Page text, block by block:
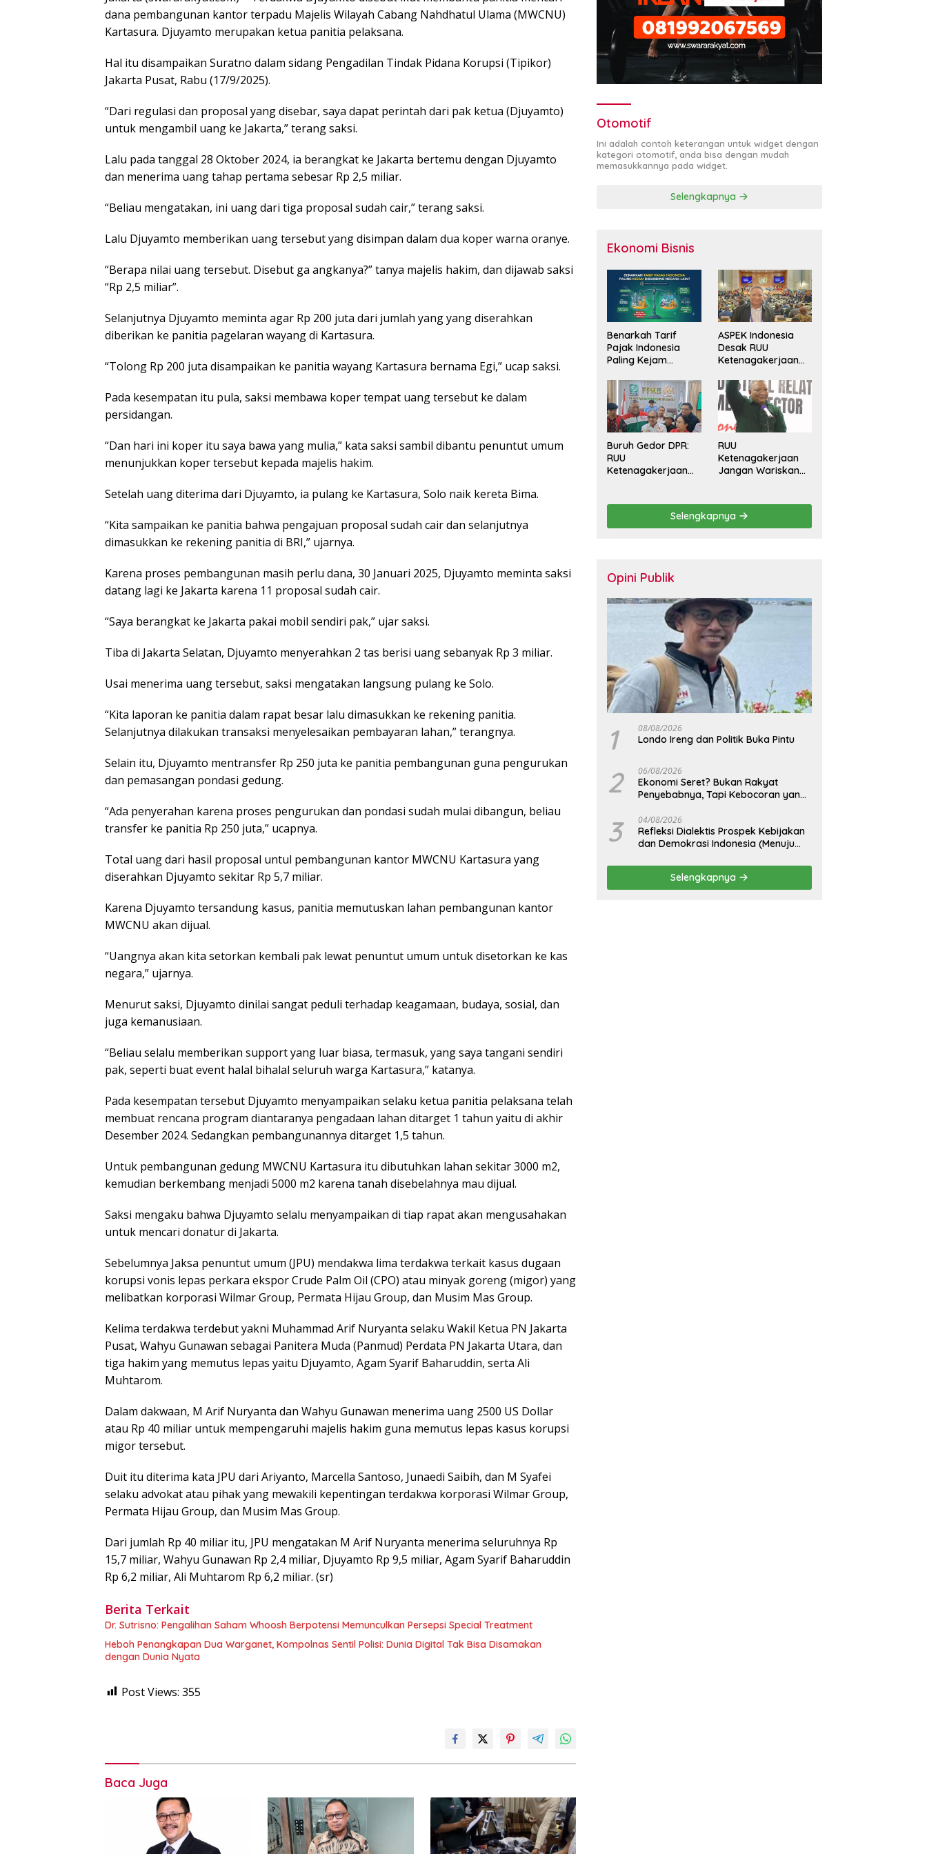
dana pembangunan kantor terpadu Majelis Wilayah Cabang Nahdhatul Ulama (MWCNU)
Kartasura. Djuyamto merupakan ketua panitia pelaksana.
Hal itu disampaikan Suratno dalam sidang Pengadilan Tindak Pidana Korupsi (Tipikor)
Jakarta Pusat, Rabu (17/9/2025).
“Dari regulasi dan proposal yang disebar, saya dapat perintah dari pak ketua (Djuyamto)
untuk mengambil uang ke Jakarta,” terang saksi.
Lalu pada tanggal 28 Oktober 2024, ia berangkat ke Jakarta bertemu dengan Djuyamto
dan menerima uang tahap pertama sebesar Rp 2,5 miliar.
“Beliau mengatakan, ini uang dari tiga proposal sudah cair,” terang saksi.
Lalu Djuyamto memberikan uang tersebut yang disimpan dalam dua koper warna oranye.
“Berapa nilai uang tersebut. Disebut ga angkanya?” tanya majelis hakim, dan dijawab saksi
“Rp 2,5 miliar”.
Selanjutnya Djuyamto meminta agar Rp 200 juta dari jumlah yang yang diserahkan
diberikan ke panitia pagelaran wayang di Kartasura.
“Tolong Rp 200 juta disampaikan ke panitia wayang Kartasura bernama Egi,” ucap saksi.
Pada kesempatan itu pula, saksi membawa koper tempat uang tersebut ke dalam
persidangan.
“Dan hari ini koper itu saya bawa yang mulia,” kata saksi sambil dibantu penuntut umum
menunjukkan koper tersebut kepada majelis hakim.
Setelah uang diterima dari Djuyamto, ia pulang ke Kartasura, Solo naik kereta Bima.
“Kita sampaikan ke panitia bahwa pengajuan proposal sudah cair dan selanjutnya
dimasukkan ke rekening panitia di BRI,” ujarnya.
Karena proses pembangunan masih perlu dana, 30 Januari 2025, Djuyamto meminta saksi
datang lagi ke Jakarta karena 11 proposal sudah cair.
“Saya berangkat ke Jakarta pakai mobil sendiri pak,” ujar saksi.
Tiba di Jakarta Selatan, Djuyamto menyerahkan 2 tas berisi uang sebanyak Rp 3 miliar.
Usai menerima uang tersebut, saksi mengatakan langsung pulang ke Solo.
“Kita laporan ke panitia dalam rapat besar lalu dimasukkan ke rekening panitia.
Selanjutnya dilakukan transaksi menyelesaikan pembayaran lahan,” terangnya.
Selain itu, Djuyamto mentransfer Rp 250 juta ke panitia pembangunan guna pengurukan
dan pemasangan pondasi gedung.
“Ada penyerahan karena proses pengurukan dan pondasi sudah mulai dibangun, beliau
transfer ke panitia Rp 250 juta,” ucapnya.
Total uang dari hasil proposal untul pembangunan kantor MWCNU Kartasura yang
diserahkan Djuyamto sekitar Rp 5,7 miliar.
Karena Djuyamto tersandung kasus, panitia memutuskan lahan pembangunan kantor
MWCNU akan dijual.
“Uangnya akan kita setorkan kembali pak lewat penuntut umum untuk disetorkan ke kas
negara,” ujarnya.
Menurut saksi, Djuyamto dinilai sangat peduli terhadap keagamaan, budaya, sosial, dan
juga kemanusiaan.
“Beliau selalu memberikan support yang luar biasa, termasuk, yang saya tangani sendiri
pak, seperti buat event halal bihalal seluruh warga Kartasura,” katanya.
Pada kesempatan tersebut Djuyamto menyampaikan selaku ketua panitia pelaksana telah
membuat rencana program diantaranya pengadaan lahan ditarget 1 tahun yaitu di akhir
Desember 2024. Sedangkan pembangunannya ditarget 1,5 tahun.
Untuk pembangunan gedung MWCNU Kartasura itu dibutuhkan lahan sekitar 3000 m2,
kemudian berkembang menjadi 5000 m2 karena tanah disebelahnya mau dijual.
Saksi mengaku bahwa Djuyamto selalu menyampaikan di tiap rapat akan mengusahakan
untuk mencari donatur di Jakarta.
Sebelumnya Jaksa penuntut umum (JPU) mendakwa lima terdakwa terkait kasus dugaan
korupsi vonis lepas perkara ekspor Crude Palm Oil (CPO) atau minyak goreng (migor) yang
melibatkan korporasi Wilmar Group, Permata Hijau Group, dan Musim Mas Group.
Kelima terdakwa terdebut yakni Muhammad Arif Nuryanta selaku Wakil Ketua PN Jakarta
Pusat, Wahyu Gunawan sebagai Panitera Muda (Panmud) Perdata PN Jakarta Utara, dan
tiga hakim yang memutus lepas yaitu Djuyamto, Agam Syarif Baharuddin, serta Ali
Muhtarom.
Dalam dakwaan, M Arif Nuryanta dan Wahyu Gunawan menerima uang 2500 US Dollar
atau Rp 40 miliar untuk mempengaruhi majelis hakim guna memutus lepas kasus korupsi
migor tersebut.
Duit itu diterima kata JPU dari Ariyanto, Marcella Santoso, Junaedi Saibih, dan M Syafei
selaku advokat atau pihak yang mewakili kepentingan terdakwa korporasi Wilmar Group,
Permata Hijau Group, dan Musim Mas Group.
Dari jumlah Rp 40 miliar itu, JPU mengatakan M Arif Nuryanta menerima seluruhnya Rp
15,7 miliar, Wahyu Gunawan Rp 2,4 miliar, Djuyamto Rp 9,5 miliar, Agam Syarif Baharuddin
Rp 6,2 miliar, Ali Muhtarom Rp 6,2 miliar. (sr)
Berita Terkait
Dr. Sutrisno: Pengalihan Saham Whoosh Berpotensi Memunculkan Persepsi Special Treatment
Heboh Penangkapan Dua Warganet, Kompolnas Sentil Polisi: Dunia Digital Tak Bisa Disamakan
dengan Dunia Nyata
Post Views: 355
Baca Juga
Otomotif
Ini adalah contoh keterangan untuk widget dengan
kategori otomotif, anda bisa dengan mudah
memasukkannya pada widget.
Selengkapnya
Ekonomi Bisnis
Benarkah Tarif
Pajak Indonesia
Paling Kejam
Lain?
ASPEK Indonesia
Desak RUU
Ketenagakerjaan
Perlindungan
Pekerja dan Jamin
Hak Pesangon
Buruh Gedor DPR:
RUU
Ketenagakerjaan
Setahun dan
Pulihkan Upah
RUU
Ketenagakerjaan
Jangan Wariskan
Hidup
Selengkapnya
Opini Publik
1 08/08/2026
Londo Ireng dan Politik Buka Pintu
2 06/08/2026
Ekonomi Seret? Bukan Rakyat
Penyebabnya, Tapi Kebocoran yang
3 04/08/2026
Refleksi Dialektis Prospek Kebijakan
dan Demokrasi Indonesia (Menuju
Republik Indonesia)
Selengkapnya